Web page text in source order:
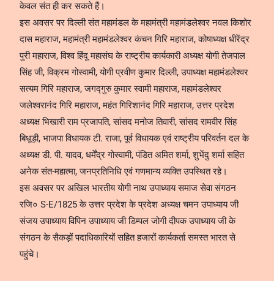
केवल संत ही कर सकते हैं।
इस अवसर पर दिल्ली संत महामंडल के महामंत्री महामंडलेश्वर नवल किशोर
दास महाराज, महामंत्री महामंडलेश्वर कंचन गिरि महाराज, कोषाध्यक्ष धीरेंद्र
पुरी महाराज, विश्व हिंदू महासंघ के राष्ट्रीय कार्यकारी अध्यक्ष योगी तेजपाल
सिंह जी, विक्रम गोस्वामी, योगी प्रवीण कुमार दिल्ली, उपाध्यक्ष महामंडलेश्वर
सत्यम गिरि महाराज, जगद्गुरु कुमार स्वामी महाराज, महामंडलेश्वर
जलेश्वरानंद गिरि महाराज, महंत गिरिशानंद गिरि महाराज, उत्तर प्रदेश
अध्यक्ष भिखारी राम प्रजापति, सांसद मनोज तिवारी, सांसद रामवीर सिंह
बिधूड़ी, भाजपा विधायक टी. राजा, पूर्व विधायक एवं राष्ट्रीय परिवर्तन दल के
अध्यक्ष डी. पी. यादव, धर्मेंद्र गोस्वामी, पंडित अमित शर्मा, शुभेंदु शर्मा सहित
अनेक संत-महात्मा, जनप्रतिनिधि एवं गणमान्य व्यक्ति उपस्थित रहे।
इस अवसर पर अखिल भारतीय योगी नाथ उपाध्याय समाज सेवा संगठन
रजि० S-E/1825 के उत्तर प्रदेश के प्रदेश अध्यक्ष चमन उपाध्याय जी
संजय उपाध्याय विपिन उपाध्याय जी डिम्पल जोगी दीपक उपाध्याय जी के
संगठन के सैकड़ों पदाधिकारियों सहित हजारों कार्यकर्ता समस्त भारत से
पहुंचे।